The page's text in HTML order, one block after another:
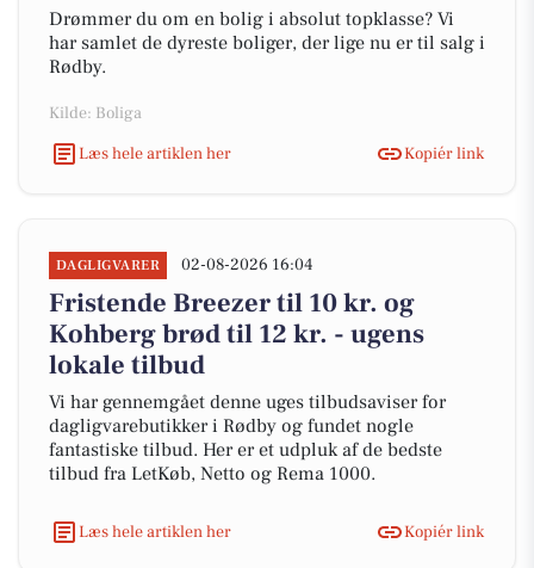
Drømmer du om en bolig i absolut topklasse? Vi
har samlet de dyreste boliger, der lige nu er til salg i
Rødby.
Kilde: Boliga
Læs hele artiklen her
Kopiér link
DAGLIGVARER 02-08-2026 16:04
Fristende Breezer til 10 kr. og
Kohberg brød til 12 kr. - ugens
lokale tilbud
Vi har gennemgået denne uges tilbudsaviser for
dagligvarebutikker i Rødby og fundet nogle
fantastiske tilbud. Her er et udpluk af de bedste
tilbud fra LetKøb, Netto og Rema 1000.
Læs hele artiklen her Kopiér link